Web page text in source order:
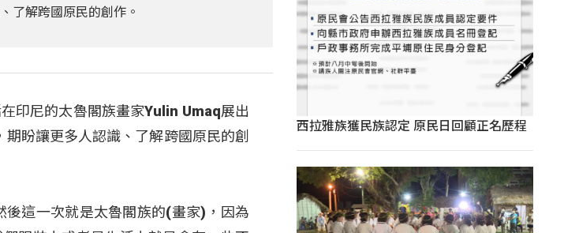
了解跨國原民的創作。
印尼的太魯閣族畫家Yulin Umaq展出
盼讓更多人認識、了解跨國原民的創
這一次就是太魯閣族的(畫家)，因為
西拉雅族獲民族認定 原民日回顧正名歷程